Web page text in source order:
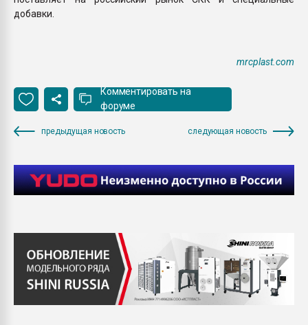
добавки.
mrcplast.com
Комментировать на
форуме
предыдущая новость следующая новость